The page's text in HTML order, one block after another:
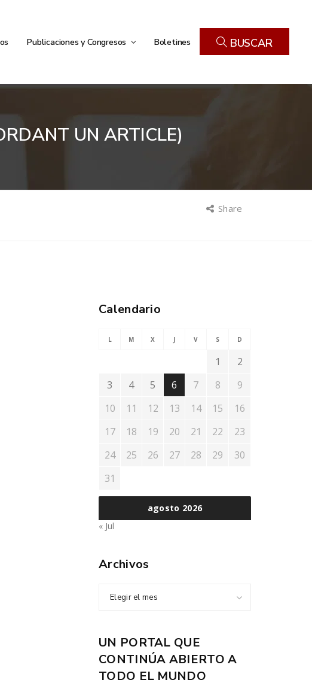
Publicaciones y Congresos Boletines BUSCAR
UN ARTICLE)
Share
Calendario
agosto 2026
L M X J V S D
1
2
3
4 5 6 7 8
9
10
11 12 13 14 15
16
17
18 19 20 21 22
23
24
25 26 27 28 29
30
31
« Jul
Archivos
Elegir el mes
UN PORTAL QUE
CONTINÚA ABIERTO A
TODO EL MUNDO